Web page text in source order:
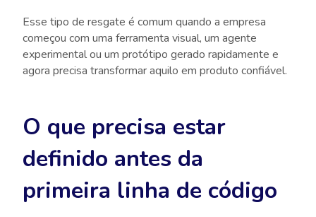
Esse tipo de resgate é comum quando a empresa
começou com uma ferramenta visual, um agente
experimental ou um protótipo gerado rapidamente e
agora precisa transformar aquilo em produto confiável.
O que precisa estar
definido antes da
primeira linha de código